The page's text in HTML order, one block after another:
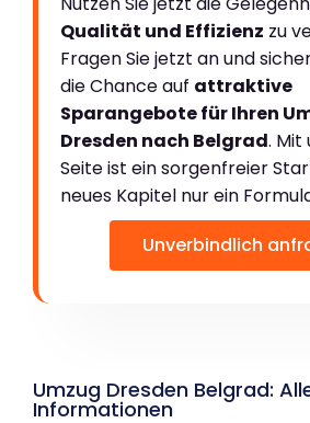
Qualität und Effizienz zu
Fragen Sie jetzt an und
die Chance auf attraktive
Sparangebote für Ihren
Dresden nach Belgrad. Mit
Seite ist ein sorgenfreier
neues Kapitel nur ein
Unverbindlich
Umzug Dresden Belgrad:
Informationen